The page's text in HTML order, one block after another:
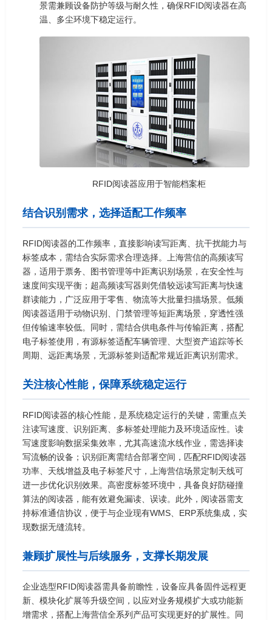
景需兼顾设备防护等级与耐久性，确保RFID阅读器在高
温、多尘环境下稳定运行。
RFID阅读器应用于智能档案柜
结合识别需求，选择适配工作频率
RFID阅读器的工作频率，直接影响读写距离、抗干扰能力与
标签成本，需结合实际需求合理选择。上海营信的高频读写
器，适用于票务、图书管理等中距离识别场景，在安全性与
速度间实现平衡；超高频读写器则凭借较远读写距离与快速
群读能力，广泛应用于零售、物流等大批量扫描场景。低频
阅读器适用于动物识别、门禁管理等短距离场景，穿透性强
但传输速率较低。同时，需结合供电条件与传输距离，搭配
电子标签使用，有源标签适配车辆管理、大型资产追踪等长
周期、远距离场景，无源标签则适配常规近距离识别需求。
关注核心性能，保障系统稳定运行
RFID阅读器的核心性能，是系统稳定运行的关键，需重点关
注读写速度、识别距离、多标签处理能力及环境适应性。读
写速度影响数据采集效率，尤其高速流水线作业，需选择读
写流畅的设备；识别距离需结合部署空间，匹配RFID阅读器
功率、天线增益及电子标签尺寸，上海营信场景定制天线可
进一步优化识别效果。高密度标签环境中，具备良好防碰撞
算法的阅读器，能有效避免漏读、误读。此外，阅读器需支
持标准通信协议，便于与企业现有WMS、ERP系统集成，实
现数据无缝流转。
兼顾扩展性与后续服务，支撑长期发展
企业选型RFID阅读器需具备前瞻性，设备应具备固件远程更
新、模块化扩展等升级空间，以应对业务规模扩大或功能新
增需求，搭配上海营信全系列产品可实现更好的扩展性。同